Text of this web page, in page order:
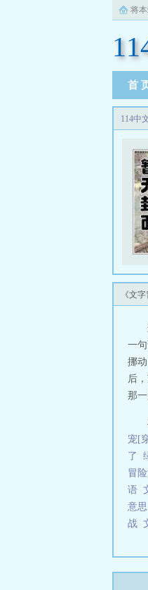
将
首
114中
《文
一
挪
后
那
宠[
了
冒
语
意思
战